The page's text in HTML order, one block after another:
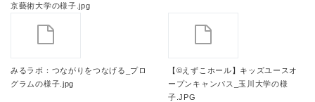
京藝術大学の様子.jpg
みるラボ：つながりをつなげる_プロ
グラムの様子.jpg
【©えずこホール】キッズユースオ
ープンキャンパス_玉川大学の様
子.JPG